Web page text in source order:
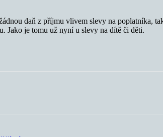
daň z příjmu vlivem slevy na poplatníka,
Jako je tomu už nyní u slevy na dítě či děti.